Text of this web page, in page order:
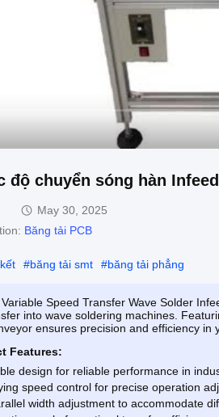
độ chuyển sóng hàn
May 30, 2025
Băng tải PCB
#băng tải smt #băng tải phẳng
Speed Transfer Wave Solder
into wave soldering machines.
ensures precision and efficiency in
Features:
design for reliable performance in
speed control for precise operation
width adjustment to accommodate